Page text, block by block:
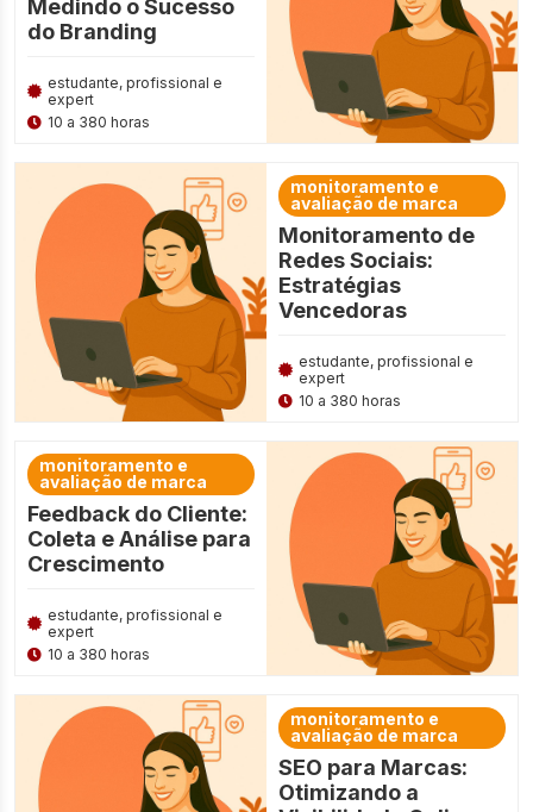
Medindo o Sucesso
do Branding
estudante, profissional e
expert
10 a 380 horas
monitoramento e
avaliação de marca
Monitoramento de
Redes Sociais:
Estratégias
Vencedoras
estudante, profissional e
expert
10 a 380 horas
monitoramento e
avaliação de marca
Feedback do Cliente:
Coleta e Análise para
Crescimento
estudante, profissional e
expert
10 a 380 horas
monitoramento e
avaliação de marca
SEO para Marcas:
Otimizando a